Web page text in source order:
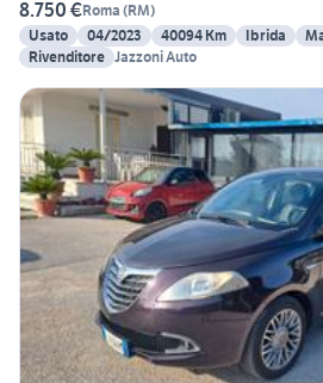
8.750 €Roma (RM)
Usato
04/2023 40094 Km Ibrida
Rivenditore Jazzoni Auto